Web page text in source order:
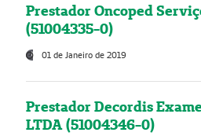
Prestador Oncoped
(51004335-0)
01 de Janeiro de 2019
Prestador Decordis
LTDA (51004346-0)